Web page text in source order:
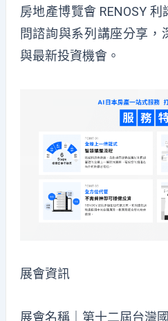
房地產博覽會 RENOSY
問諮詢與系列講座分享，
與最新投資機會。
展會資訊
展會名稱｜第十二屆台灣